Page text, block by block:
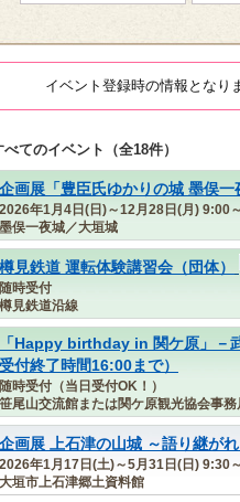
イベント登録時の情報となり
べてのイベント（全18件）
企画展「豊臣氏ゆかりの城 墨俣一
2026年1月4日(日)～12月28日(月) 9:00
墨俣一夜城／大垣城
樽見鉄道 運転体験講習会（団体）
随時受付
樽見鉄道沿線
「Happy birthday in 関ケ原」－
受付終了時間16:00まで）
随時受付（当日受付OK！）
笹尾山交流館または関ケ原観光協会事務
企画展 上石津の山城 ～語り継が
2026年1月17日(土)～5月31日(日) 9:30
大垣市上石津郷土資料館